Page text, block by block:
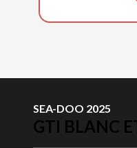
SEA-DOO 2025
GTI BLANC